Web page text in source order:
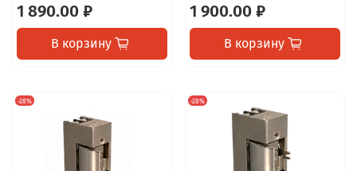
1 890.00 ₽
В корзину
1 900.00 ₽
В корзину
-28% -28%